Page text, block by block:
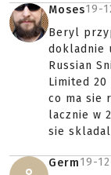
Moses19-
Beryl
dokladnie
Russian
Limited 20
co ma sie
lacznie w
sie
Germ19-